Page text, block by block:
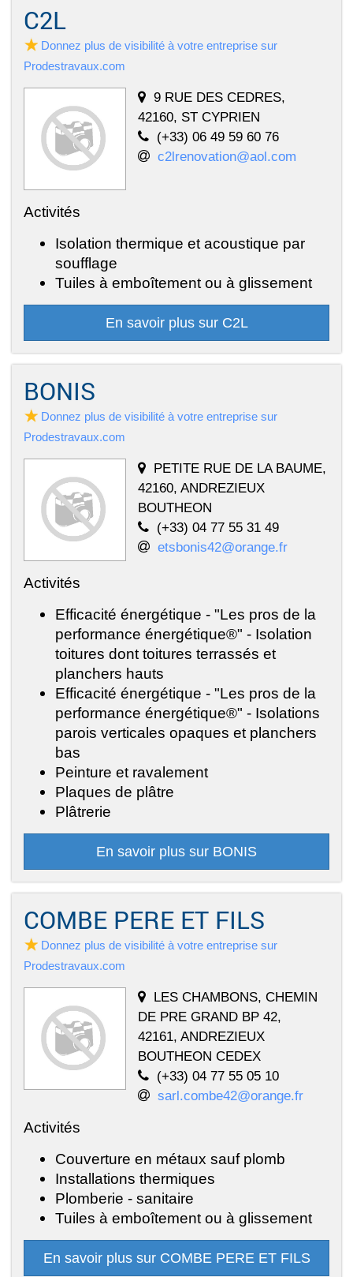
C2L
Donnez plus de visibilité à votre entreprise sur
Prodestravaux.com
9 RUE DES CEDRES,
42160, ST CYPRIEN
(+33) 06 49 59 60 76
c2lrenovation@aol.com
Activités
Isolation thermique et acoustique par
soufflage
Tuiles à emboîtement ou à glissement
En savoir plus sur C2L
BONIS
Donnez plus de visibilité à votre entreprise sur
Prodestravaux.com
PETITE RUE DE LA BAUME,
42160, ANDREZIEUX
BOUTHEON
(+33) 04 77 55 31 49
etsbonis42@orange.fr
Activités
Efficacité énergétique - "Les pros de la
performance énergétique®" - Isolation
toitures dont toitures terrassés et
planchers hauts
Efficacité énergétique - "Les pros de la
performance énergétique®" - Isolations
parois verticales opaques et planchers
bas
Peinture et ravalement
Plaques de plâtre
Plâtrerie
En savoir plus sur BONIS
COMBE PERE ET FILS
Donnez plus de visibilité à votre entreprise sur
Prodestravaux.com
LES CHAMBONS, CHEMIN
DE PRE GRAND BP 42,
42161, ANDREZIEUX
BOUTHEON CEDEX
(+33) 04 77 55 05 10
sarl.combe42@orange.fr
Activités
Couverture en métaux sauf plomb
Installations thermiques
Plomberie - sanitaire
Tuiles à emboîtement ou à glissement
En savoir plus sur COMBE PERE ET FILS